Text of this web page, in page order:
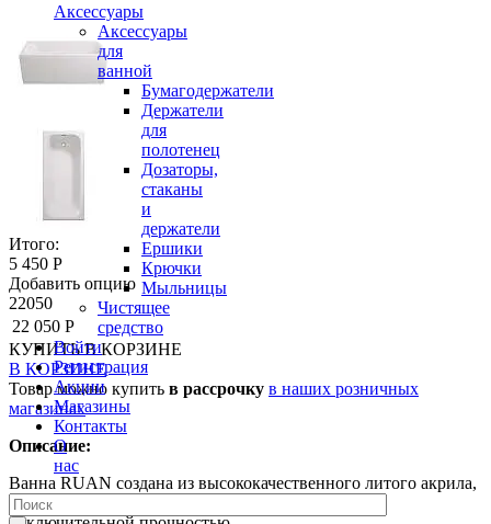
Аксессуары
Аксессуары
для
ванной
Бумагодержатели
Держатели
для
полотенец
Дозаторы,
стаканы
и
держатели
Ершики
Крючки
Мыльницы
Чистящее
средство
Войти
Регистрация
Акции
Магазины
Контакты
О
нас
Итого:
5 450 Р
Добавить опцию
22050
22 050 Р
КУПИТЬ В КОРЗИНЕ
В КОРЗИНЕ
Товар можно купить в рассрочку в наших розничных
магазинах
Описание:
Ванна RUAN создана из высококачественного литого акрила,
который долго сохраняет тепло воды и обладает